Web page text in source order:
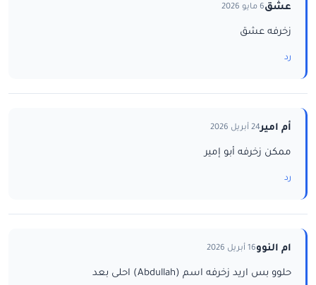
عشق6 مايو 2026
زخرفه عشق
رد
أم امير24 أبريل 2026
ممكن زخرفه أبو إمير
رد
ام النوو16 أبريل 2026
حلوو بس اريد زخرفه اسم (Abdullah) احلى بعد